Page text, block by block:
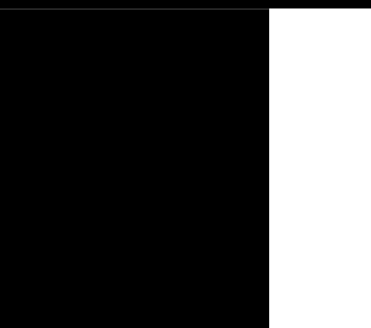
Escuela de disciplinas orientales